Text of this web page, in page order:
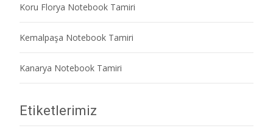
Koru Florya Notebook Tamiri
Kemalpaşa Notebook Tamiri
Kanarya Notebook Tamiri
Etiketlerimiz